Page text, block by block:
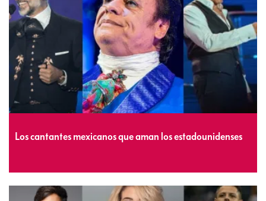
Los cantantes mexicanos que aman los estadounidenses